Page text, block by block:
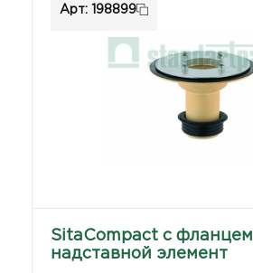
Арт: 198899
SitaCompact с фланцем
надставной элемент